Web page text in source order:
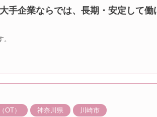
手企業ならでは、長期・安定して働
OT） 神奈川県 川崎市